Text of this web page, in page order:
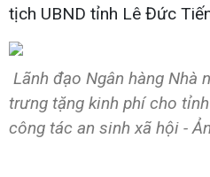
tịch UBND tỉnh Lê Đức
Lãnh đạo Ngân hàng Nhà
trưng tặng kinh phí cho
công tác an sinh xã hội -